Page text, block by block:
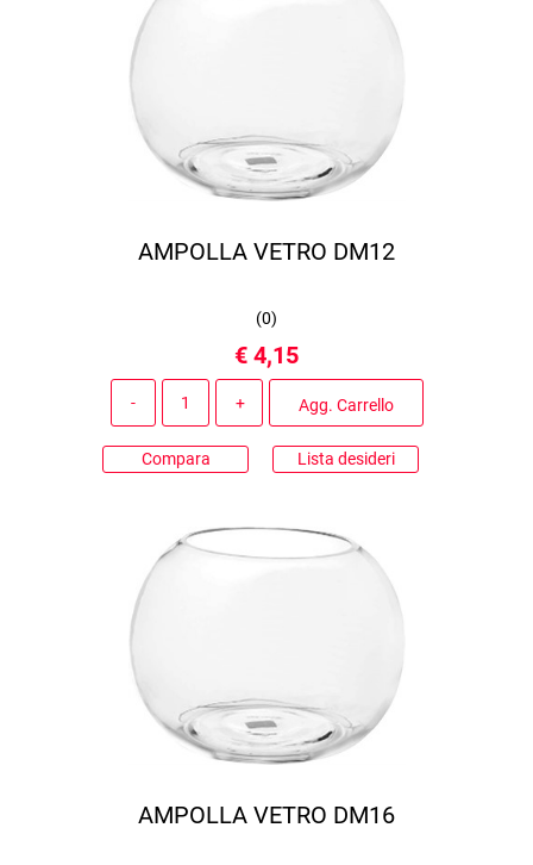
AMPOLLA VETRO DM12
(0)
€ 4,15
Agg. Carrello
Compara Lista desideri
AMPOLLA VETRO DM16